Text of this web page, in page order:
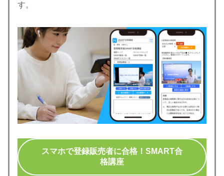
す。
スマホで登録販売者に合格！SMART合
格講座